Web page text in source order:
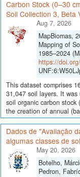
Carbon Stock (0–30
Soil Collection 3, Beta
Aug 7, 2026
MapBiomas,
Mapping of
1985–2024
https://
This dataset comprises
31,047 soil layers. It
soil organic carbon stock
the creation of annual
Dados de "Avaliação
algumas classes de
May 20, 2026
Botelho,
Pedron,